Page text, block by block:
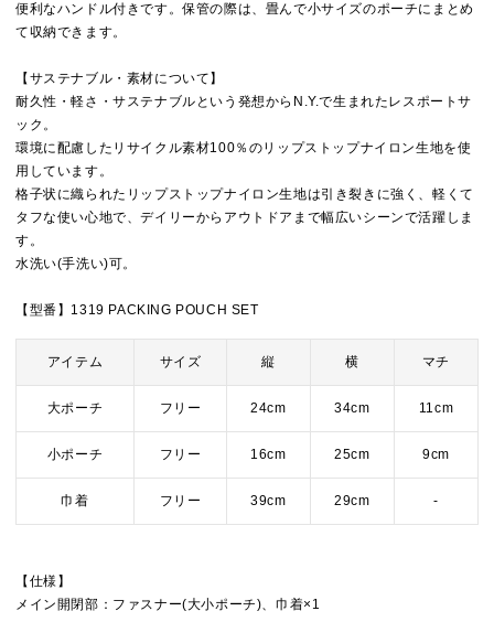
便利なハンドル付きです。保管の際は、畳んで小サイズのポーチにまとめ
て収納できます。
【サステナブル・素材について】
耐久性・軽さ・サステナブルという発想からN.Y.で生まれたレスポートサ
ック。
環境に配慮したリサイクル素材100％のリップストップナイロン生地を使
用しています。
格子状に織られたリップストップナイロン生地は引き裂きに強く、軽くて
タフな使い心地で、デイリーからアウトドアまで幅広いシーンで活躍しま
す。
水洗い(手洗い)可。
【型番】1319 PACKING POUCH SET
アイテム サイズ 縦 横 マチ
大ポーチ フリー 24cm 34cm 11cm
小ポーチ フリー 16cm 25cm 9cm
巾着 フリー 39cm 29cm -
【仕様】
メイン開閉部：ファスナー(大小ポーチ)、巾着×1